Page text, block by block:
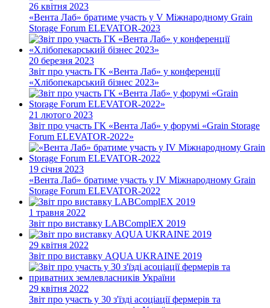
26 квітня 2023
«Вента Лаб» братиме участь у V Міжнародному Grain
Storage Forum ELEVATOR-2023
20 березня 2023
Звіт про участь ГК «Вента Лаб» у конференції
«Хлібопекарський бізнес 2023»
21 лютого 2023
Звіт про участь ГК «Вента Лаб» у форумі «Grain Storage
Forum ELEVATOR-2022»
19 січня 2023
«Вента Лаб» братиме участь у IV Міжнародному Grain
Storage Forum ELEVATOR-2022
1 травня 2022
Звіт про виставку LABComplEX 2019
29 квітня 2022
Звіт про виставку AQUA UKRAINE 2019
29 квітня 2022
Звіт про участь у 30 з'їзді асоціації фермерів та